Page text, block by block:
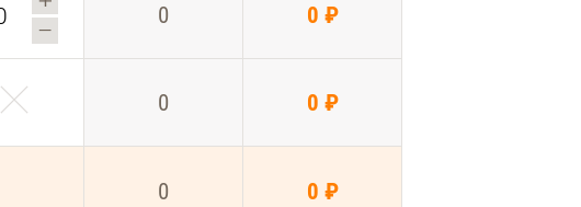
0 0 ₽
0 0 ₽
0 0 ₽